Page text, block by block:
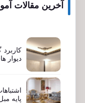
آخرین مقالات
دیوار
پایه